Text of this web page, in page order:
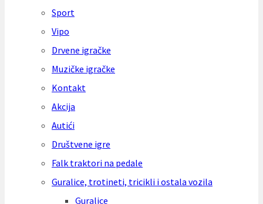
Sport
Vipo
Drvene igračke
Muzičke igračke
Kontakt
Akcija
Autići
Društvene igre
Falk traktori na pedale
Guralice, trotineti, tricikli i ostala vozila
Guralice